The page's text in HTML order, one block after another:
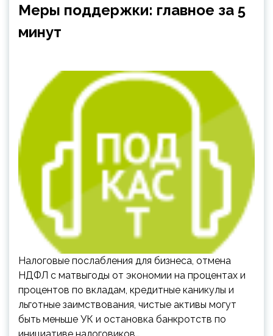
Меры поддержки: главное за 5
минут
Налоговые послабления для бизнеса, отмена
НДФЛ с матвыгоды от экономии на процентах и
процентов по вкладам, кредитные каникулы и
льготные заимствования, чистые активы могут
быть меньше УК и остановка банкротств по